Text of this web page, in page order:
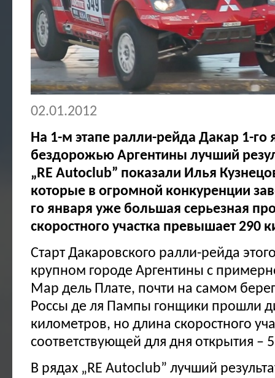
02.01.2012
На 1-м этапе ралли-рейда Дакар 1-го
бездорожью Аргентины лучший
„RE Autoclub” показали Илья
которые в огромной конкуренции
го января уже большая серьезная
скоростного участка превышает 290
Старт Дакаровского ралли-рейда
крупном городе Аргентины с
Мар дель Плате, почти на самом
Россы де ля Пампы гонщики прошли
километров, но длина скоростного
соответствующей для дня открытия –
В рядах „RE Autoclub” лучший